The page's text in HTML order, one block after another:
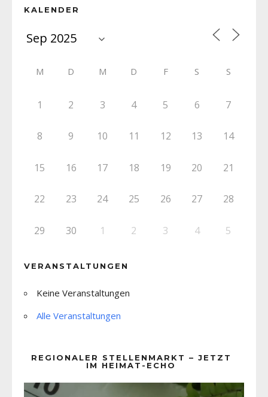
KALENDER
M D M D F S S
1 2 3 4 5 6 7
8 9 10 11 12 13 14
15 16 17 18 19 20 21
22 23 24 25 26 27 28
29 30 1 2 3 4 5
VERANSTALTUNGEN
Keine Veranstaltungen
Alle Veranstaltungen
REGIONALER STELLENMARKT – JETZT
IM HEIMAT-ECHO